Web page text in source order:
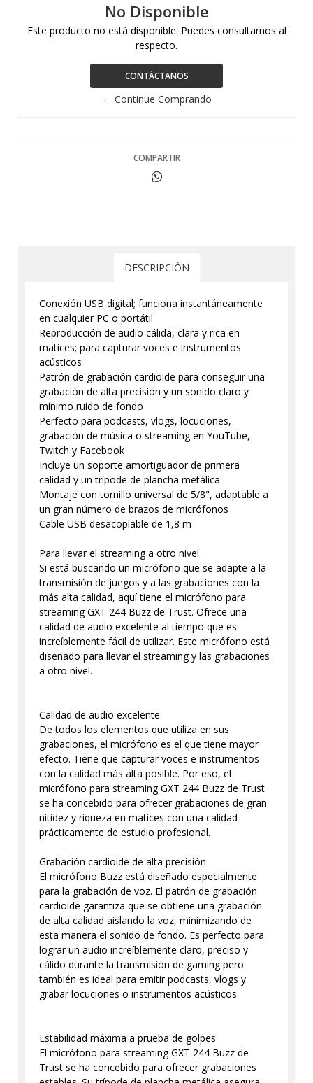
No Disponible
Este producto no está disponible. Puedes consultarnos al
respecto.
CONTÁCTANOS
← Continue Comprando
COMPARTIR
DESCRIPCIÓN
Conexión USB digital; funciona instantáneamente
en cualquier PC o portátil
Reproducción de audio cálida, clara y rica en
matices; para capturar voces e instrumentos
acústicos
Patrón de grabación cardioide para conseguir una
grabación de alta precisión y un sonido claro y
mínimo ruido de fondo
Perfecto para podcasts, vlogs, locuciones,
grabación de música o streaming en YouTube,
Twitch y Facebook
Incluye un soporte amortiguador de primera
calidad y un trípode de plancha metálica
Montaje con tornillo universal de 5/8", adaptable a
un gran número de brazos de micrófonos
Cable USB desacoplable de 1,8 m
Para llevar el streaming a otro nivel
Si está buscando un micrófono que se adapte a la
transmisión de juegos y a las grabaciones con la
más alta calidad, aquí tiene el micrófono para
streaming GXT 244 Buzz de Trust. Ofrece una
calidad de audio excelente al tiempo que es
increíblemente fácil de utilizar. Este micrófono está
diseñado para llevar el streaming y las grabaciones
a otro nivel.
Calidad de audio excelente
De todos los elementos que utiliza en sus
grabaciones, el micrófono es el que tiene mayor
efecto. Tiene que capturar voces e instrumentos
con la calidad más alta posible. Por eso, el
micrófono para streaming GXT 244 Buzz de Trust
se ha concebido para ofrecer grabaciones de gran
nitidez y riqueza en matices con una calidad
prácticamente de estudio profesional.
Grabación cardioide de alta precisión
El micrófono Buzz está diseñado especialmente
para la grabación de voz. El patrón de grabación
cardioide garantiza que se obtiene una grabación
de alta calidad aislando la voz, minimizando de
esta manera el sonido de fondo. Es perfecto para
lograr un audio increíblemente claro, preciso y
cálido durante la transmisión de gaming pero
también es ideal para emitir podcasts, vlogs y
grabar locuciones o instrumentos acústicos.
Estabilidad máxima a prueba de golpes
El micrófono para streaming GXT 244 Buzz de
Trust se ha concebido para ofrecer grabaciones